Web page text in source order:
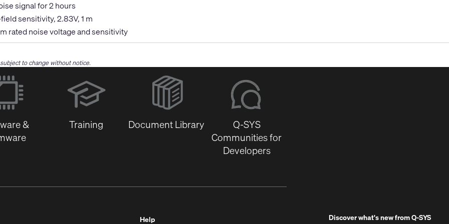
signal for 2 hours
sensitivity, 2.83V, 1 m
rated noise voltage and sensitivity
to change without notice.
&
Training
Document Library
Q-SYS
Communities for
Developers
Help Discover what's new fromQ-SYS